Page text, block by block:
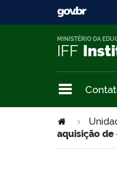
IFF
MINISTÉRIO DA
aquisição